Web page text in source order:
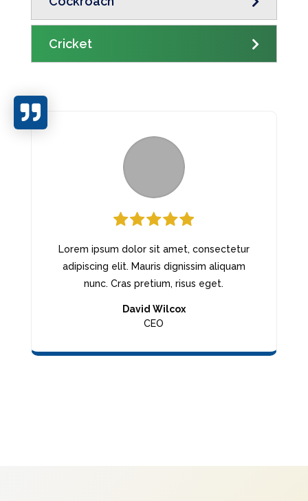
Cricket

Lorem ipsum dolor sit amet, consectetur
adipiscing elit. Mauris dignissim aliquam
nunc. Cras pretium, risus eget.
David Wilcox
CEO